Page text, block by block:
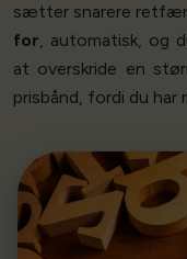
sætter snarere
for, automatisk, og
at overskride en
prisbånd, fordi du